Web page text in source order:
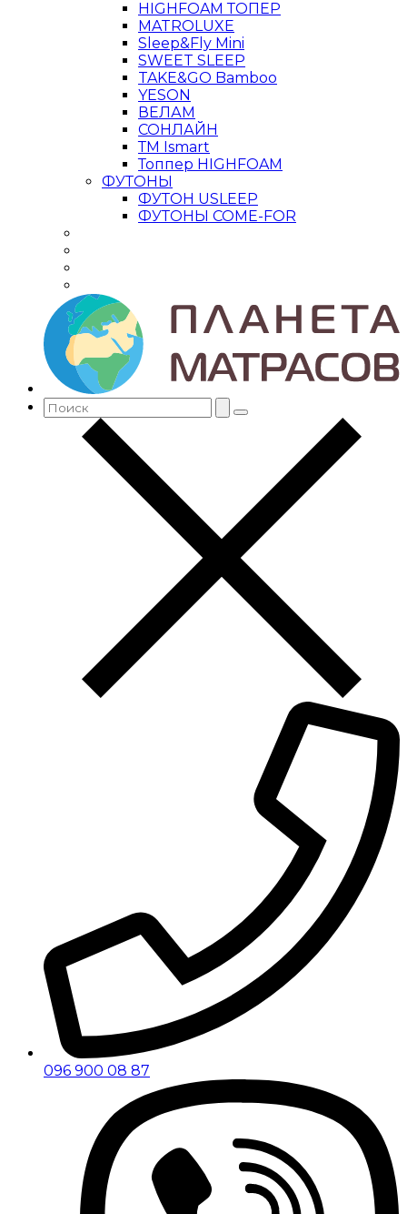
HIGHFOAM ТОПЕР
MATROLUXE
Sleep&Fly Mini
SWEET SLEEP
TAKE&GO Bamboo
YESON
ВЕЛАМ
СОНЛАЙН
ТМ Ismart
Топпер HIGHFOAM
ФУТОНЫ
ФУТОН USLEEP
ФУТОНЫ COME-FOR
096 900 08 87